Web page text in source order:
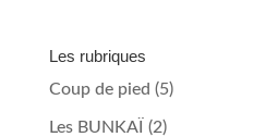
Les rubriques
Coup de pied (5)
Les BUNKAÏ (2)